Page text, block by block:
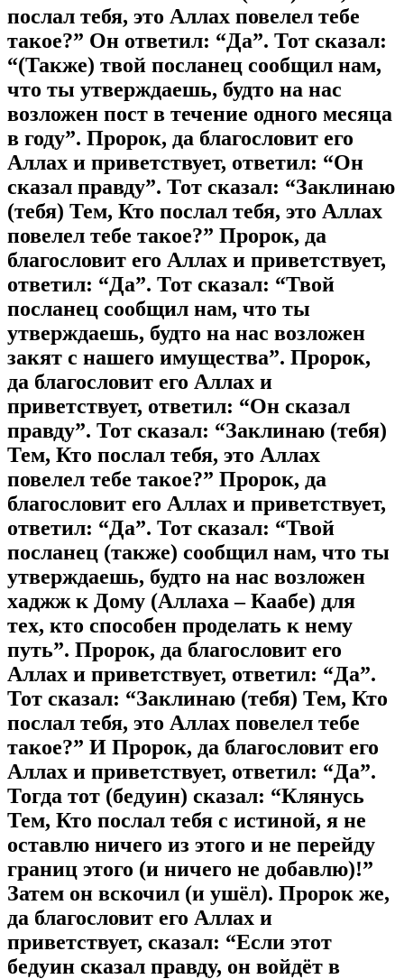
послал тебя, это Аллах повелел тебе
такое?” Он ответил: “Да”. Тот сказал:
“(Также) твой посланец сообщил нам,
что ты утверждаешь, будто на нас
возложен пост в течение одного месяца
в году”. Пророк, да благословит его
Аллах и приветствует, ответил: “Он
сказал правду”. Тот сказал: “Заклинаю
(тебя) Тем, Кто послал тебя, это Аллах
повелел тебе такое?” Пророк, да
благословит его Аллах и приветствует,
ответил: “Да”. Тот сказал: “Твой
посланец сообщил нам, что ты
утверждаешь, будто на нас возложен
закят с нашего имущества”. Пророк,
да благословит его Аллах и
приветствует, ответил: “Он сказал
правду”. Тот сказал: “Заклинаю (тебя)
Тем, Кто послал тебя, это Аллах
повелел тебе такое?” Пророк, да
благословит его Аллах и приветствует,
ответил: “Да”. Тот сказал: “Твой
посланец (также) сообщил нам, что ты
утверждаешь, будто на нас возложен
хаджж к Дому (Аллаха – Каабе) для
тех, кто способен проделать к нему
путь”. Пророк, да благословит его
Аллах и приветствует, ответил: “Да”.
Тот сказал: “Заклинаю (тебя) Тем, Кто
послал тебя, это Аллах повелел тебе
такое?” И Пророк, да благословит его
Аллах и приветствует, ответил: “Да”.
Тогда тот (бедуин) сказал: “Клянусь
Тем, Кто послал тебя с истиной, я не
оставлю ничего из этого и не перейду
границ этого (и ничего не добавлю)!”
Затем он вскочил (и ушёл). Пророк же,
да благословит его Аллах и
приветствует, сказал: “Если этот
бедуин сказал правду, он войдёт в